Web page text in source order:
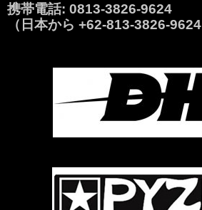
携帯電話: 0813-3826-9624
（日本から +62-813-3826-9624